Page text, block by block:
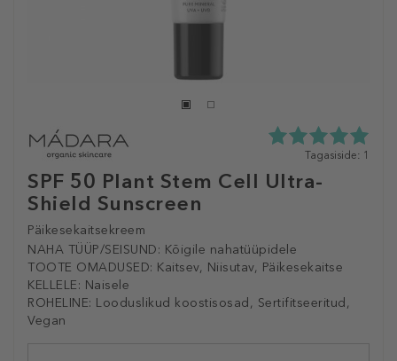
SPF 50 Plant Stem Cell Ultra-
Shield Sunscreen
Päikesekaitsekreem
NAHA TÜÜP/SEISUND: Kõigile nahatüüpidele
TOOTE OMADUSED: Kaitsev, Niisutav, Päikesekaitse
KELLELE: Naisele
ROHELINE: Looduslikud koostisosad, Sertifitseeritud,
Vegan
5.0
5st
Tagasiside: 1